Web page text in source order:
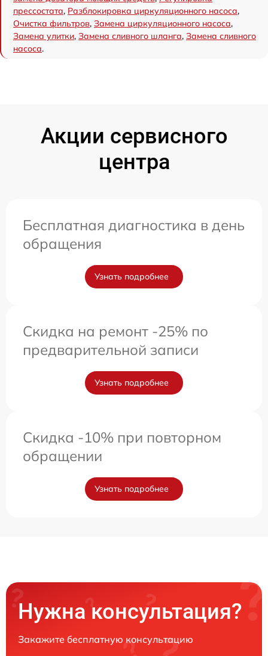
прессостата, Разблокировка циркуляционного насоса,
Очистка фильтров, Замена циркуляционного насоса,
Замена улитки, Замена сливного шланга, Замена сливного
насоса.
Акции сервисного
центра
Бесплатная диагностика в день
обращения
Узнать подробнее
Скидка на ремонт -25% по
предварительной записи
Узнать подробнее
Скидка -10% при повторном
обращении
Узнать подробнее
Нужна консультация?
Закажите бесплатную консультацию